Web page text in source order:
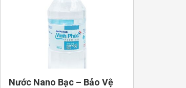
Nước Nano Bạc – Bảo Vệ